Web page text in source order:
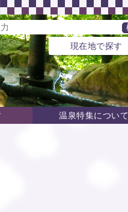
温泉特集について
現在地で探す